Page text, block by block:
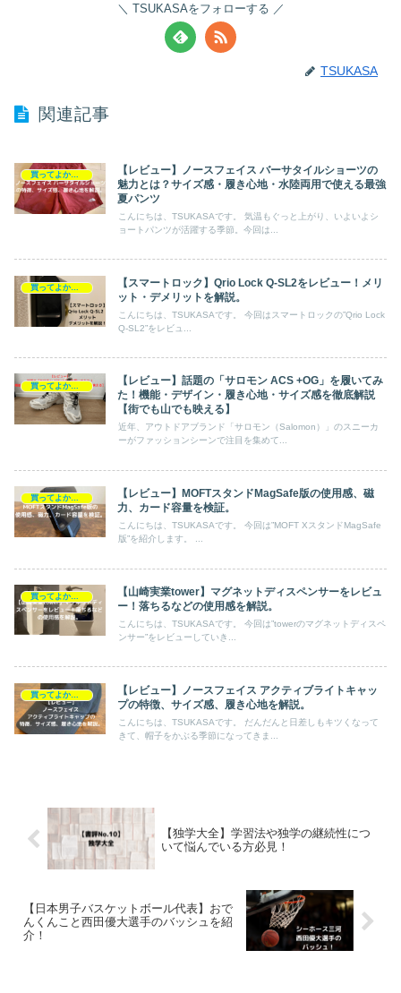
TSUKASAをフォローする
TSUKASA
関連記事
買ってよかったもの
【レビュー】ノースフェイス バーサタイルショーツの
魅力とは？サイズ感・履き心地・水陸両用で使える最強
夏パンツ
こんにちは、TSUKASAです。 気温もぐっと上がり、いよいよシ
ョートパンツが活躍する季節。今回は...
買ってよかったもの
【スマートロック】Qrio Lock Q-SL2をレビュー！メリ
ット・デメリットを解説。
こんにちは、TSUKASAです。 今回はスマートロックの”Qrio Lock
Q-SL2”をレビュ...
買ってよかったもの
【レビュー】話題の「サロモン ACS +OG」を履いてみ
た！機能・デザイン・履き心地・サイズ感を徹底解説
【街でも山でも映える】
近年、アウトドアブランド「サロモン（Salomon）」のスニーカ
ーがファッションシーンで注目を集めて...
買ってよかったもの
【レビュー】MOFTスタンドMagSafe版の使用感、磁
力、カード容量を検証。
こんにちは、TSUKASAです。 今回は”MOFT XスタンドMagSafe
版”を紹介します。 ...
買ってよかったもの
【山崎実業tower】マグネットディスペンサーをレビュ
ー！落ちるなどの使用感を解説。
こんにちは、TSUKASAです。 今回は”towerのマグネットディスペ
ンサー”をレビューしていき...
買ってよかったもの
【レビュー】ノースフェイス アクティブライトキャッ
プの特徴、サイズ感、履き心地を解説。
こんにちは、TSUKASAです。 だんだんと日差しもキツくなって
きて、帽子をかぶる季節になってきま...
【独学大全】学習法や独学の継続性につ
いて悩んでいる方必見！
【日本男子バスケットボール代表】おで
んくんこと西田優大選手のバッシュを紹
介！